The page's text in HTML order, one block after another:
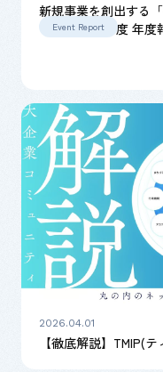
新規事業を創出する
TMIP「2026年度 年
Event Report
2026.04.01
【徹底解説】TMIP(